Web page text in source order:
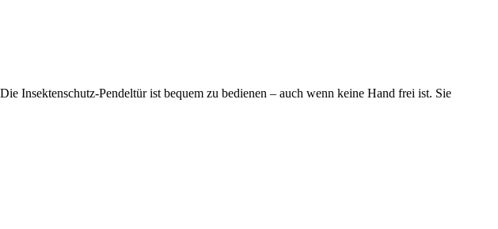
Insektenschutz-Pendeltür ist bequem zu bedienen – auch wenn keine Hand frei ist. Sie